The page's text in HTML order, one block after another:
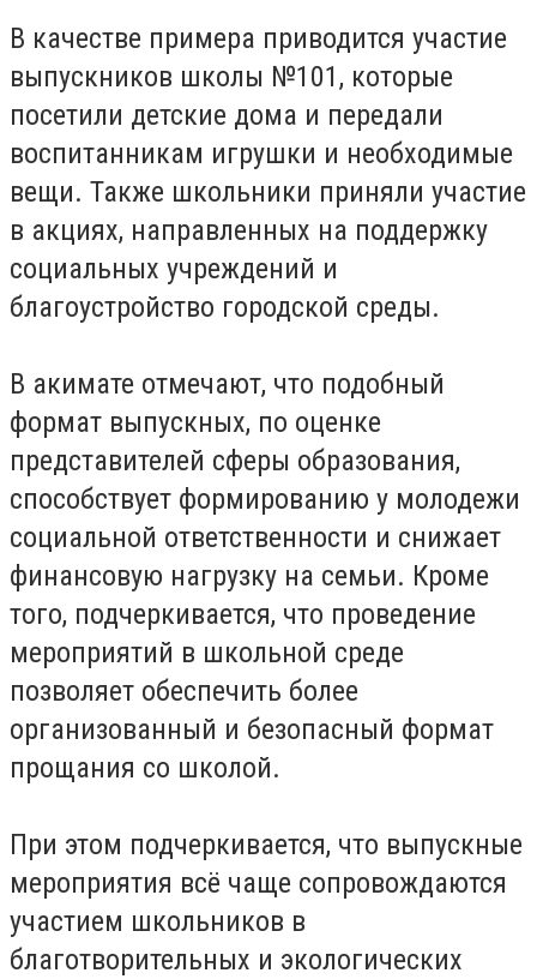
В качестве примера приводится участие
выпускников школы №101, которые
посетили детские дома и передали
воспитанникам игрушки и необходимые
вещи. Также школьники приняли участие
в акциях, направленных на поддержку
социальных учреждений и
благоустройство городской среды.
В акимате отмечают, что подобный
формат выпускных, по оценке
представителей сферы образования,
способствует формированию у молодежи
социальной ответственности и снижает
финансовую нагрузку на семьи. Кроме
того, подчеркивается, что проведение
мероприятий в школьной среде
позволяет обеспечить более
организованный и безопасный формат
прощания со школой.
При этом подчеркивается, что выпускные
мероприятия всё чаще сопровождаются
участием школьников в
благотворительных и экологических